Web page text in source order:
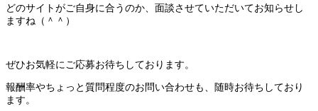
どのサイトがご自身に合うのか、面談させていただいてお知らせし
ますね（＾＾）
ぜひお気軽にご応募お待ちしております。
報酬率やちょっと質問程度のお問い合わせも、随時お待ちしており
ます。